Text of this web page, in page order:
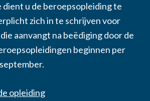
dient u de beroepsopleiding te
zich in te schrijven voor
aanvangt na beëdiging door de
beginnen per
opleiding